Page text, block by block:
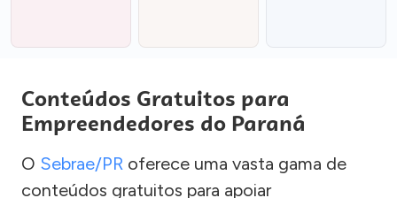
Conteúdos Gratuitos para
Empreendedores do Paraná
O Sebrae/PR oferece uma vasta gama de
conteúdos gratuitos para apoiar